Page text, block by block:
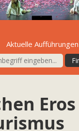
Aktuelle Aufführungen